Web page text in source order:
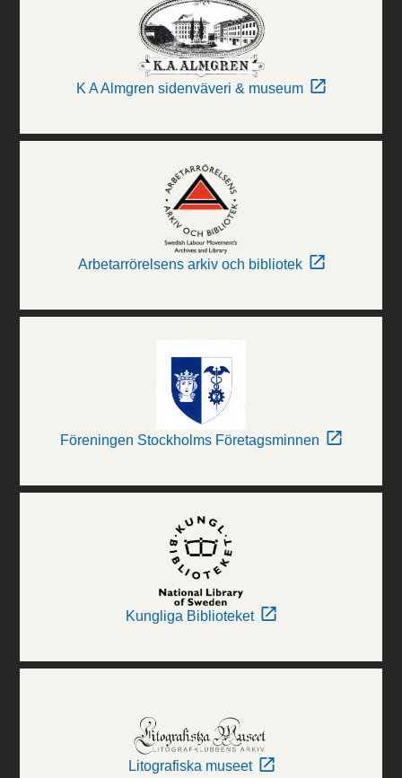
K A Almgren sidenväveri & museum
Arbetarrörelsens arkiv och bibliotek
Föreningen Stockholms Företagsminnen
Kungliga Biblioteket
Litografiska museet